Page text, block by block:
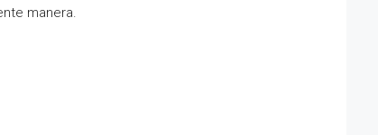
manera.